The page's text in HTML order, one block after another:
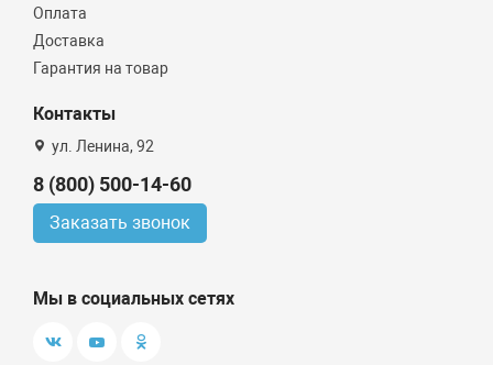
Оплата
Доставка
Гарантия на товар
Контакты
ул. Ленина, 92
8 (800) 500-14-60
Заказать звонок
Мы в социальных сетях